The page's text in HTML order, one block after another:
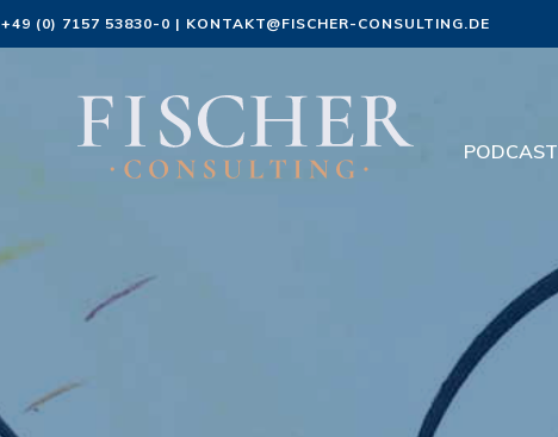
+49 (0) 7157 53830-0 | KONTAKT@FISCHER-CONSULTING.DE
PODCAST